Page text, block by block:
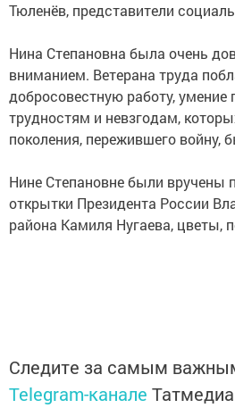
Тюленёв, представители
Нина Степановна была очень
вниманием. Ветерана труда
добросовестную работу, умение
трудностям и невзгодам,
поколения, пережившего войну,
Нине Степановне были вручены
открытки Президента России
района Камиля Нугаева, цветы,
Следите за самым
Telegram-канале Татмедиа